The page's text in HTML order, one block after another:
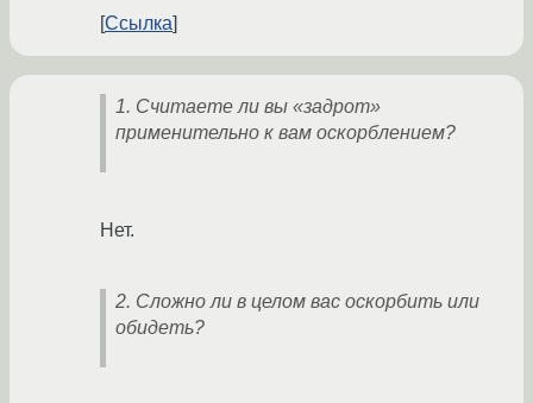
Ссылка
1. Считаете ли вы «задрот»
применительно к вам оскорблением?
Нет.
2. Сложно ли в целом вас оскорбить или
обидеть?